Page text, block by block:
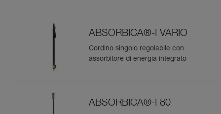
ABSORBICA®-I VARIO
Cordino singolo regolabile con
assorbitore di energia integrato
ABSORBICA®-I 80